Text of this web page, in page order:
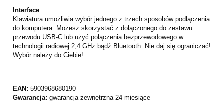
Interface
Klawiatura umożliwia wybór jednego z trzech sposobów podłączenia
do komputera. Możesz skorzystać z dołączonego do zestawu
przewodu USB-C lub użyć połączenia bezprzewodowego w
technologii radiowej 2,4 GHz bądź Bluetooth. Nie daj się ograniczać!
Wybór należy do Ciebie!
EAN: 5903968680190
Gwarancja: gwarancja zewnętrzna 24 miesiące